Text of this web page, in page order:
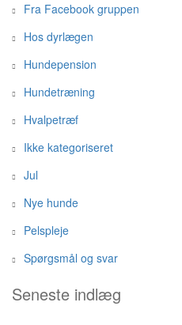
Fra Facebook gruppen
Hos dyrlægen
Hundepension
Hundetræning
Hvalpetræf
Ikke kategoriseret
Jul
Nye hunde
Pelspleje
Spørgsmål og svar
Seneste indlæg